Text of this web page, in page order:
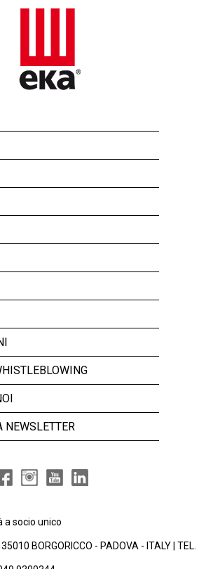
NEWSLETTER
a socio unico
BORGORICCO - PADOVA - ITALY | TEL.